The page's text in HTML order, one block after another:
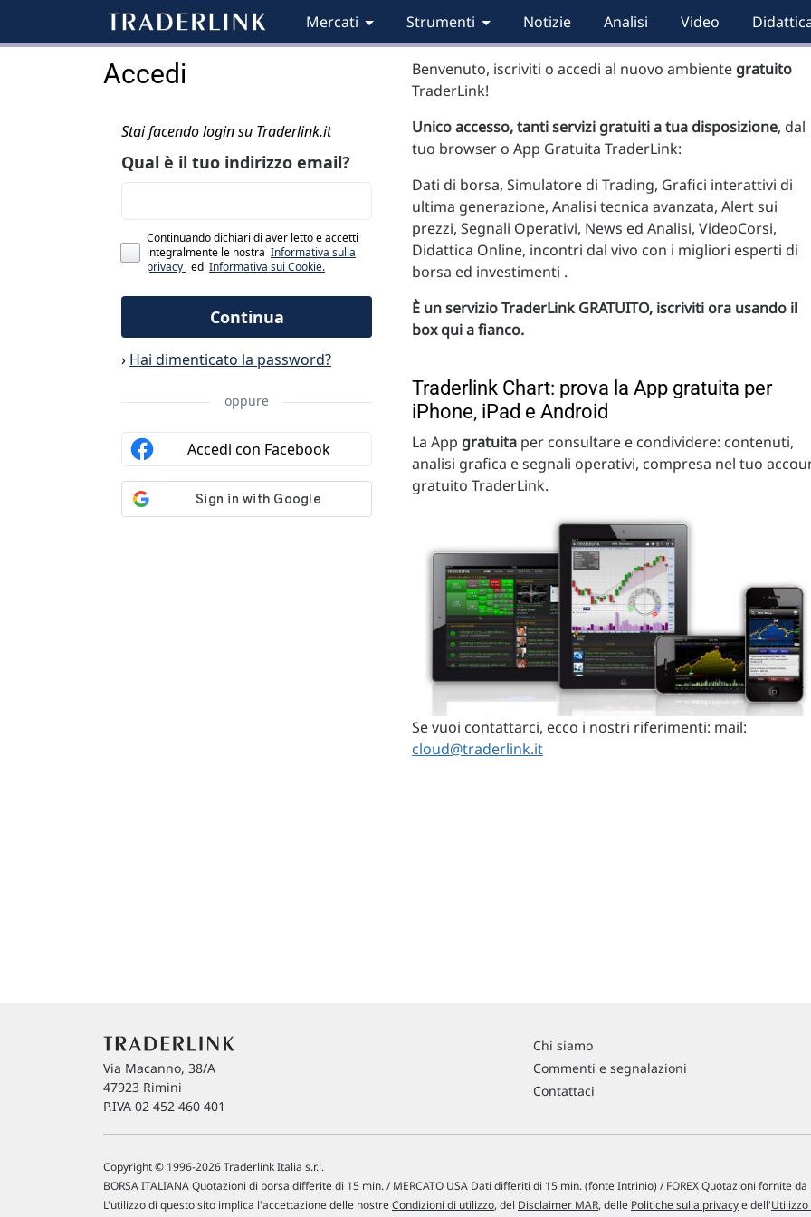
Mercati Strumenti Notizie Analisi Video
Accedi Benvenuto, iscriviti o accedi al nuovo ambiente gratuito
TraderLink!
Unico accesso, tanti servizi gratuiti a tua disposizione, dal
tuo browser o App Gratuita TraderLink:
Dati di borsa, Simulatore di Trading, Grafici interattivi di
ultima generazione, Analisi tecnica avanzata, Alert sui
prezzi, Segnali Operativi, News ed Analisi, VideoCorsi,
Didattica Online, incontri dal vivo con i migliori esperti di
borsa ed investimenti .
È un servizio TraderLink GRATUITO, iscriviti ora usando il
box qui a fianco.
Traderlink Chart: prova la App gratuita per
iPhone, iPad e Android
La App gratuita per consultare e condividere: contenuti,
analisi grafica e segnali operativi, compresa nel tuo
gratuito TraderLink.
Se vuoi contattarci, ecco i nostri riferimenti: mail:
cloud@traderlink.it
Via Macanno, 38/A
47923 Rimini
P.IVA 02 452 460 401
Chi siamo
Commenti e segnalazioni
Contattaci
Copyright © 1996-2026 Traderlink Italia s.r.l.
BORSA ITALIANA Quotazioni di borsa differite di 15 min. / MERCATO USA Dati differiti di 15 min. (fonte Intrinio) / FOREX Quotazioni fornite da
L'utilizzo di questo sito implica l'accettazione delle nostreCondizioni di utilizzo, del Disclaimer MAR, delle Politiche sulla privacye dell'